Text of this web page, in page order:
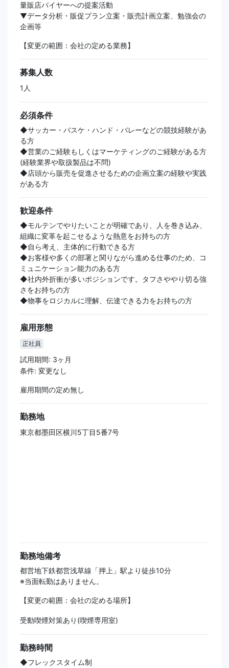
量販店バイヤーへの提案活動
▼データ分析・販促プラン立案・販売計画立案、勉強会の
企画等
【変更の範囲：会社の定める業務】
募集人数
1人
必須条件
◆サッカー・バスケ・ハンド・バレーなどの競技経験があ
る方
◆営業のご経験もしくはマーケティングのご経験がある方
(経験業界や取扱製品は不問)
◆店頭から販売を促進させるための企画立案の経験や実践
がある方
歓迎条件
◆モルテンでやりたいことが明確であり、人を巻き込み、
組織に変革を起こせるような熱意をお持ちの方
◆自ら考え、主体的に行動できる方
◆お客様や多くの部署と関りながら進める仕事のため、コ
ミュニケーション能力のある方
◆社内外折衝が多いポジションです。タフさややり切る強
さをお持ちの方
◆物事をロジカルに理解、伝達できる力をお持ちの方
雇用形態
正社員
試用期間: 3ヶ月
条件: 変更なし
雇用期間の定め無し
勤務地
東京都墨田区横川5丁目5番7号
勤務地備考
都営地下鉄都営浅草線「押上」駅より徒歩10分
※当面転勤はありません。
【変更の範囲：会社の定める場所】
受動喫煙対策あり(喫煙専用室)
勤務時間
◆フレックスタイム制